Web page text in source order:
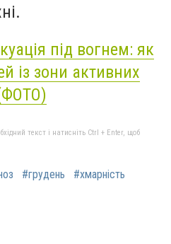
під вогнем: як
із зони активних
текст і натисніть Ctrl + Enter, щоб
#грудень
#хмарність